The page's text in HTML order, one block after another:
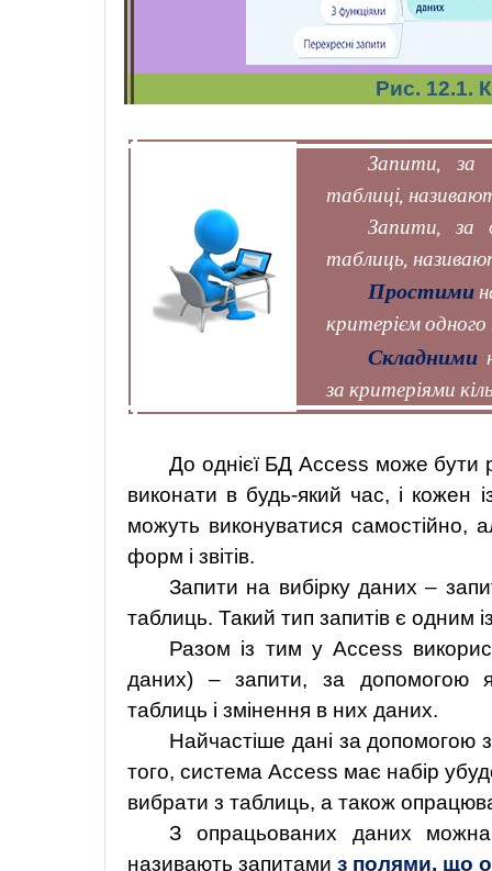
Рис. 12.1.
Запити, за
таблиці,
Запити, за
таблиць,
Простими
критерієм одного
Складними
за критеріями
До однієї БД Access може бути
виконати в будь-який час, і кожен
можуть виконуватися самостійно,
форм і звітів.
Запити на вибірку даних –
таблиць. Такий тип запитів є одним
Разом із тим у Access
даних) – запити, за допомогою
таблиць і змінення в них даних.
Найчастіше дані за допомогою
того, система Access має набір
вибрати з таблиць, а також
З опрацьованих даних
називають запитамиз полями, що